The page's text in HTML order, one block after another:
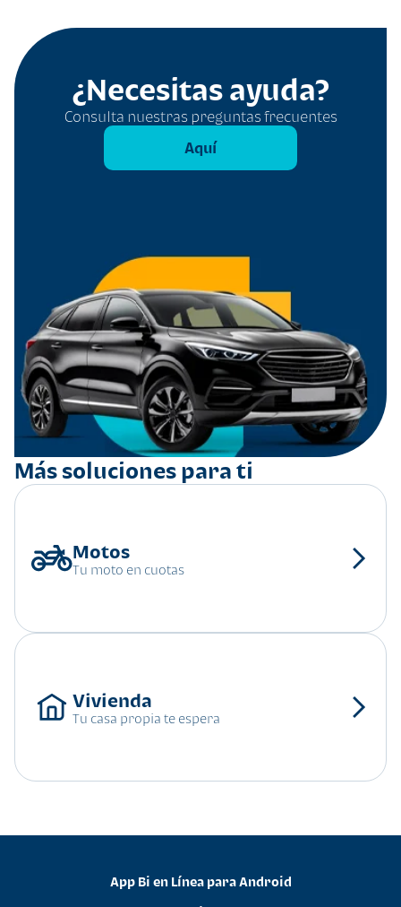
¿Necesitas ayuda?
Consulta nuestras preguntas frecuentes
Aquí
Más soluciones para ti
Tu moto en cuotas
Tu casa propia te espera
App Bi en Línea para Android